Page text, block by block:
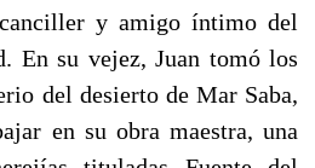
y amigo íntimo del
En su vejez, Juan tomó los
del desierto de Mar Saba,
en su obra maestra, una